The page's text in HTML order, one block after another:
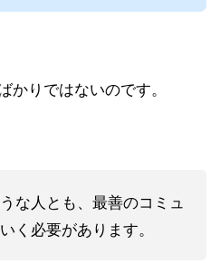
りではないのです。
な人とも、最善のコミュ
く必要があります。